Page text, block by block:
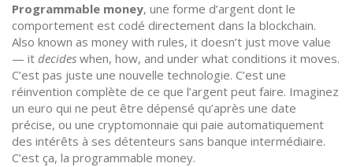
Programmable money, une forme d’argent dont le
comportement est codé directement dans la blockchain.
Also known as money with rules, it doesn’t just move value
— it decides when, how, and under what conditions it moves.
C’est pas juste une nouvelle technologie. C’est une
réinvention complète de ce que l’argent peut faire. Imaginez
un euro qui ne peut être dépensé qu’après une date
précise, ou une cryptomonnaie qui paie automatiquement
des intérêts à ses détenteurs sans banque intermédiaire.
C’est ça, la programmable money.